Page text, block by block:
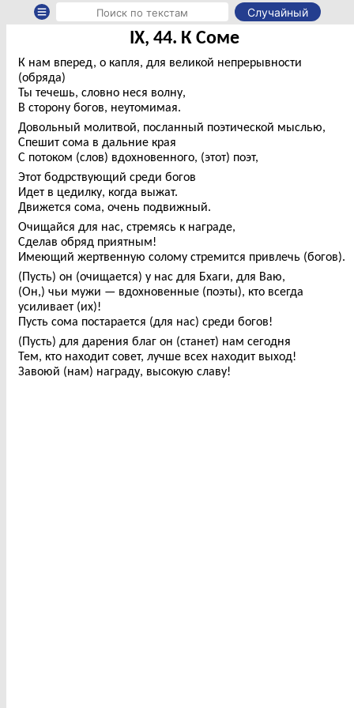
Случайный
IX, 44. К Соме
К нам вперед, о капля, для великой непрерывности
(обряда)
Ты течешь, словно неся волну,
В сторону богов, неутомимая.
Довольный молитвой, посланный поэтической мыслью,
Спешит сома в дальние края
С потоком (слов) вдохновенного, (этот) поэт,
Этот бодрствующий среди богов
Идет в цедилку, когда выжат.
Движется сома, очень подвижный.
Очищайся для нас, стремясь к награде,
Сделав обряд приятным!
Имеющий жертвенную солому стремится привлечь (богов).
(Пусть) он (очищается) у нас для Бхаги, для Ваю,
(Он,) чьи мужи — вдохновенные (поэты), кто всегда
усиливает (их)!
Пусть сома постарается (для нас) среди богов!
(Пусть) для дарения благ он (станет) нам сегодня
Тем, кто находит совет, лучше всех находит выход!
Завоюй (нам) награду, высокую славу!